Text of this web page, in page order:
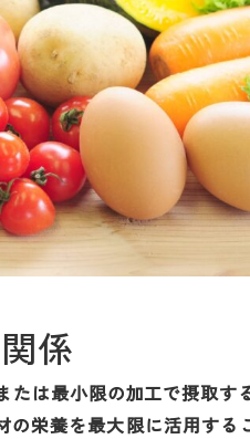
係
たは最小限の加工で摂取す
の栄養を最大限に活用する